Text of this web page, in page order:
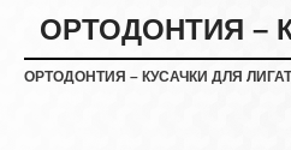
ОРТОДОНТИЯ –
ОРТОДОНТИЯ – КУСАЧКИ ДЛЯ